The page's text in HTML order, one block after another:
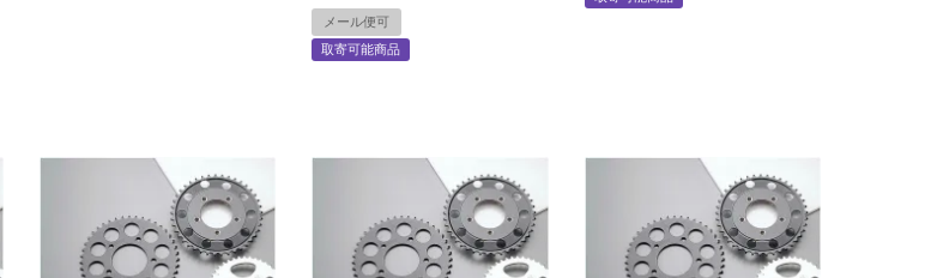
メール便可
取寄可能商品